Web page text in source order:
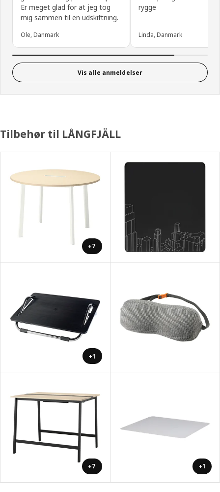
Er meget glad for at jeg tog
mig sammen til en udskiftning.
Ole, Danmark
rygge
Linda, Danmark
Vis alle anmeldelser
Tilbehør til LÅNGFJÄLL
+7
+1
+7 +1